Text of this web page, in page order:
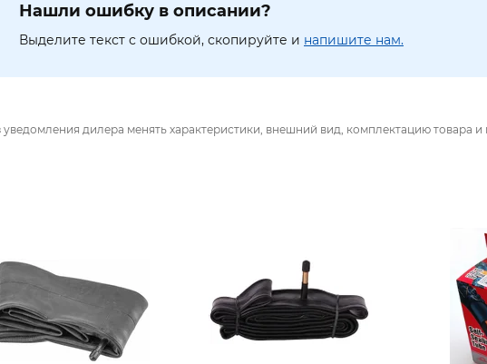
Нашли ошибку в описании?
Выделите текст с ошибкой, скопируйте и напишите нам.
дилера менять характеристики, внешний вид, комплектацию товара